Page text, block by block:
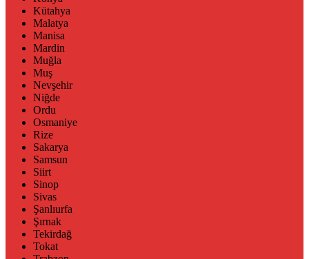
Kütahya
Malatya
Manisa
Mardin
Muğla
Muş
Nevşehir
Niğde
Ordu
Osmaniye
Rize
Sakarya
Samsun
Siirt
Sinop
Sivas
Şanlıurfa
Şırnak
Tekirdağ
Tokat